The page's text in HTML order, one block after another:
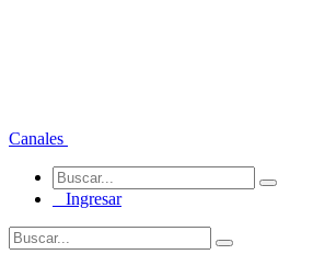
Canales
Ingresar